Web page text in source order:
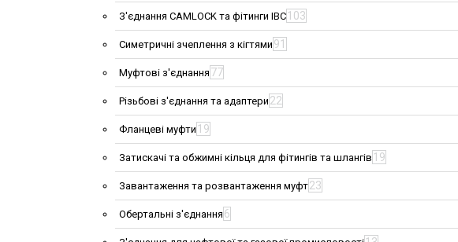
З'єднання CAMLOCK та фітинги IBC 103
Симетричні зчеплення з кігтями 91
Муфтові з'єднання 77
Різьбові з'єднання та адаптери 22
Фланцеві муфти 19
Затискачі та обжимні кільця для фітингів та шлангів 19
Завантаження та розвантаження муфт23
Обертальні з'єднання 6